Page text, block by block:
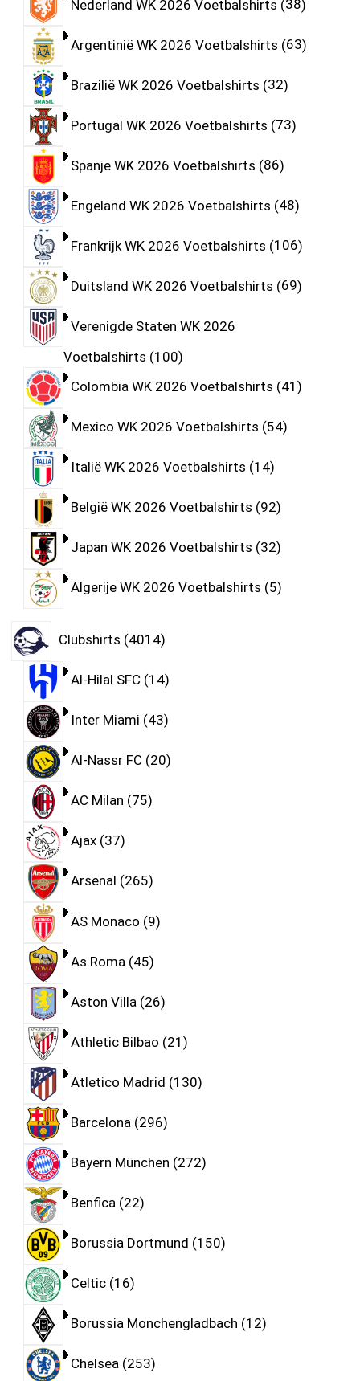
Nederland WK 2026 Voetbalshirts 38
Argentinië WK 2026 Voetbalshirts 63
Brazilië WK 2026 Voetbalshirts 32
Portugal WK 2026 Voetbalshirts 73
Spanje WK 2026 Voetbalshirts 86
Engeland WK 2026 Voetbalshirts 48
Frankrijk WK 2026 Voetbalshirts 106
Duitsland WK 2026 Voetbalshirts 69
Verenigde Staten WK 2026
Voetbalshirts 100
Colombia WK 2026 Voetbalshirts 41
Mexico WK 2026 Voetbalshirts 54
Italië WK 2026 Voetbalshirts 14
België WK 2026 Voetbalshirts 92
Japan WK 2026 Voetbalshirts 32
Algerije WK 2026 Voetbalshirts 5
Clubshirts 4014
Al-Hilal SFC 14
Inter Miami 43
Al-Nassr FC 20
AC Milan 75
Ajax 37
Arsenal 265
AS Monaco 9
As Roma 45
Aston Villa 26
Athletic Bilbao 21
Atletico Madrid 130
Barcelona 296
Bayern München 272
Benfica 22
Borussia Dortmund 150
Celtic 16
Borussia Monchengladbach 12
Chelsea 253